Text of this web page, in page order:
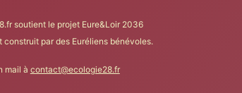
passe
soutient le projet Eure&Loir 2036
construit par des Euréliens bénévoles.
mail à contact@ecologie28.fr